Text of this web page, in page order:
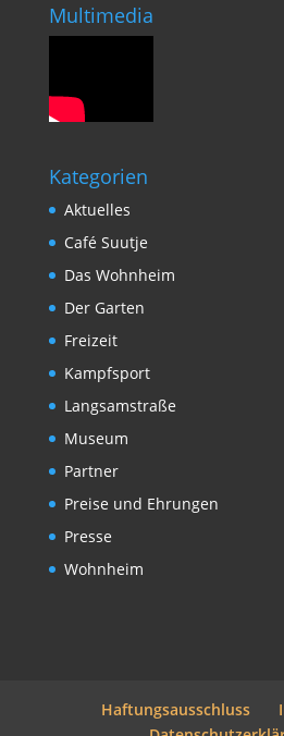
Multimedia
Kategorien
Aktuelles
Café Suutje
Das Wohnheim
Der Garten
Freizeit
Kampfsport
Langsamstraße
Museum
Partner
Preise und Ehrungen
Presse
Wohnheim
Haftungsausschluss